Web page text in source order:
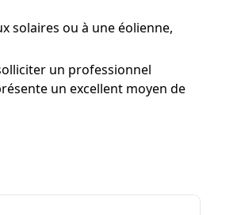
solaires ou à une éolienne,
un professionnel
un excellent moyen de